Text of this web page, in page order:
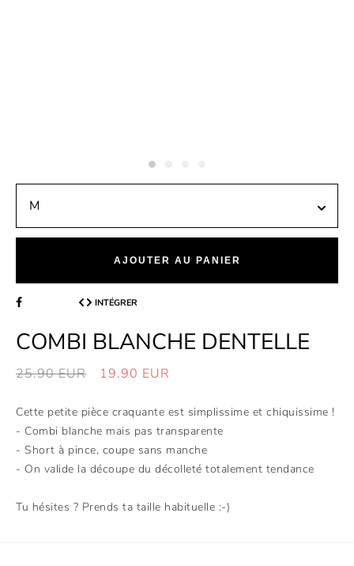
AJOUTER AU PANIER
INTÉGRER
COMBI BLANCHE DENTELLE
25.90EUR 19.90 EUR
Cette petite pièce craquante est simplissime et chiquissime !
- Combi blanche mais pas transparente
- Short à pince, coupe sans manche
- On valide la découpe du décolleté totalement tendance
Tu hésites ? Prends ta taille habituelle :-)